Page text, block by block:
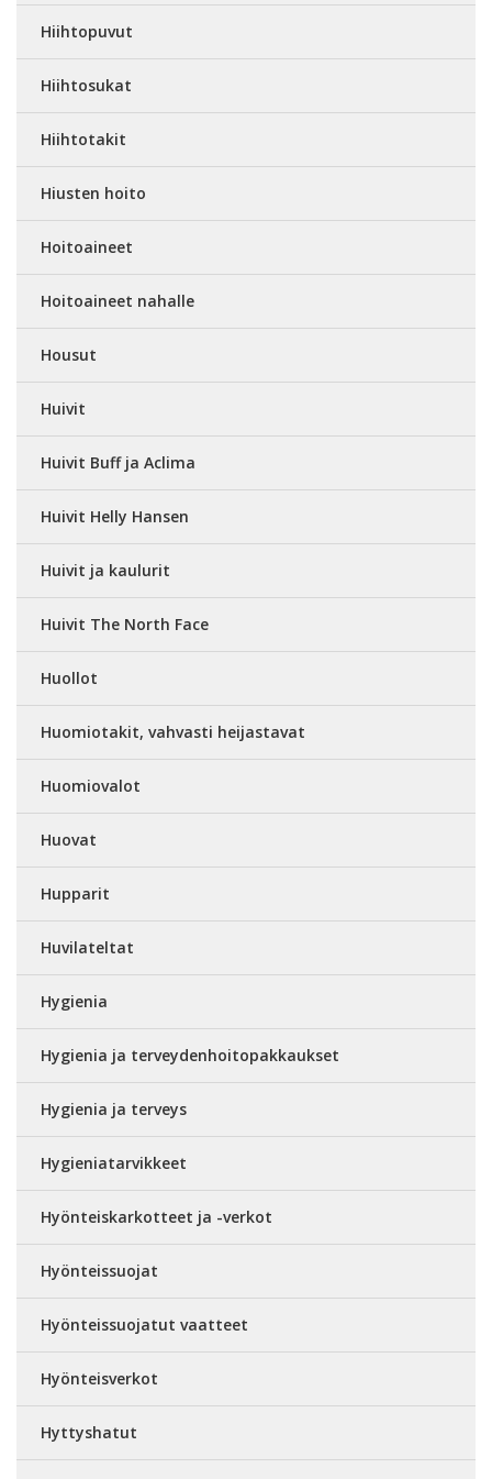
Hiihtopuvut
Hiihtosukat
Hiihtotakit
Hiusten hoito
Hoitoaineet
Hoitoaineet nahalle
Housut
Huivit
Huivit Buff ja Aclima
Huivit Helly Hansen
Huivit ja kaulurit
Huivit The North Face
Huollot
Huomiotakit, vahvasti heijastavat
Huomiovalot
Huovat
Hupparit
Huvilateltat
Hygienia
Hygienia ja terveydenhoitopakkaukset
Hygienia ja terveys
Hygieniatarvikkeet
Hyönteiskarkotteet ja -verkot
Hyönteissuojat
Hyönteissuojatut vaatteet
Hyönteisverkot
Hyttyshatut